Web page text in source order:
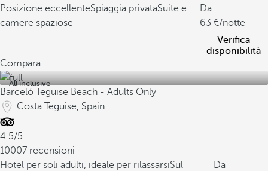
Posizione eccellenteSpiaggia privataSuite e
camere spaziose
Da
63
/notte
Verifica
disponibilità
Compara
All inclusive
Barceló Teguise Beach - Adults Only
Costa Teguise, Spain
4.5/5
10007 recensioni
Hotel per soli adulti, ideale per rilassarsiSul
Da